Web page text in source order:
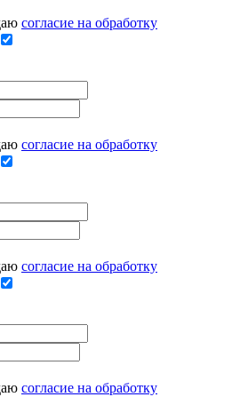
согласие на обработку
согласие на обработку
согласие на обработку
согласие на обработку